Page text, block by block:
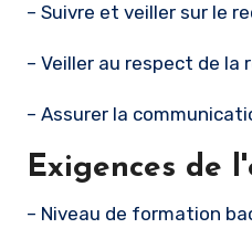
– Suivre et veiller sur le
– Veiller au respect de
– Assurer la
Exigences de
– Niveau de formation